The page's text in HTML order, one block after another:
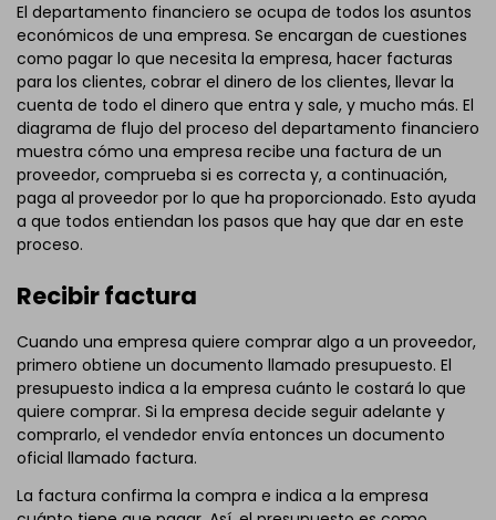
Pulsa para descargar y utilizar esta plantilla.
El archivoeddxdebe abrirse en EdrawMax.
Si aún no tienesEdrawMax, puedes descargarlo gratis
desde aquí
abajo.
También puedes probarEdrawMax Onlinegratis
El departamento financiero se ocupa de todos los asuntos
económicos de una empresa. Se encargan de cuestiones
como pagar lo que necesita la empresa, hacer facturas
para los clientes, cobrar el dinero de los clientes, llevar la
cuenta de todo el dinero que entra y sale, y mucho más. El
diagrama de flujo del proceso del departamento financiero
muestra cómo una empresa recibe una factura de un
proveedor, comprueba si es correcta y, a continuación,
paga al proveedor por lo que ha proporcionado. Esto ayuda
a que todos entiendan los pasos que hay que dar en este
proceso.
Recibir factura
Cuando una empresa quiere comprar algo a un proveedor,
primero obtiene un documento llamado presupuesto. El
presupuesto indica a la empresa cuánto le costará lo que
quiere comprar. Si la empresa decide seguir adelante y
comprarlo, el vendedor envía entonces un documento
oficial llamado factura.
La factura confirma la compra e indica a la empresa